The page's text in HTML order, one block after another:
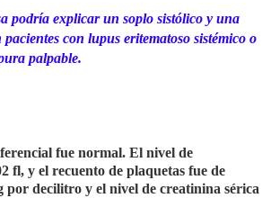
podría explicar un soplo sistólico y una
con lupus eritematoso sistémico o
palpable.
fue normal. El nivel de
fl, y el recuento de plaquetas fue de
por decilitro y el nivel de creatinina sérica